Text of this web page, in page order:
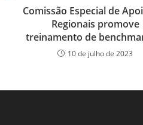
Comissão Especial de
Regionais promove
treinamento de
10 de julho de 2023